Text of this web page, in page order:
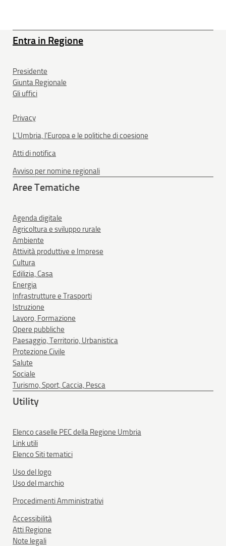
Entra in Regione
Presidente
Giunta Regionale
Gli uffici
Privacy
L'Umbria, l'Europa e le politiche di coesione
Atti di notifica
Avviso per nomine regionali
Aree Tematiche
Agenda digitale
Agricoltura e sviluppo rurale
Ambiente
Attività produttive e Imprese
Cultura
Edilizia, Casa
Energia
Infrastrutture e Trasporti
Istruzione
Lavoro, Formazione
Opere pubbliche
Paesaggio, Territorio, Urbanistica
Protezione Civile
Salute
Sociale
Turismo, Sport, Caccia, Pesca
Utility
Elenco caselle PEC della Regione Umbria
Link utili
Elenco Siti tematici
Uso del logo
Uso del marchio
Procedimenti Amministrativi
Accessibilità
Atti Regione
Note legali